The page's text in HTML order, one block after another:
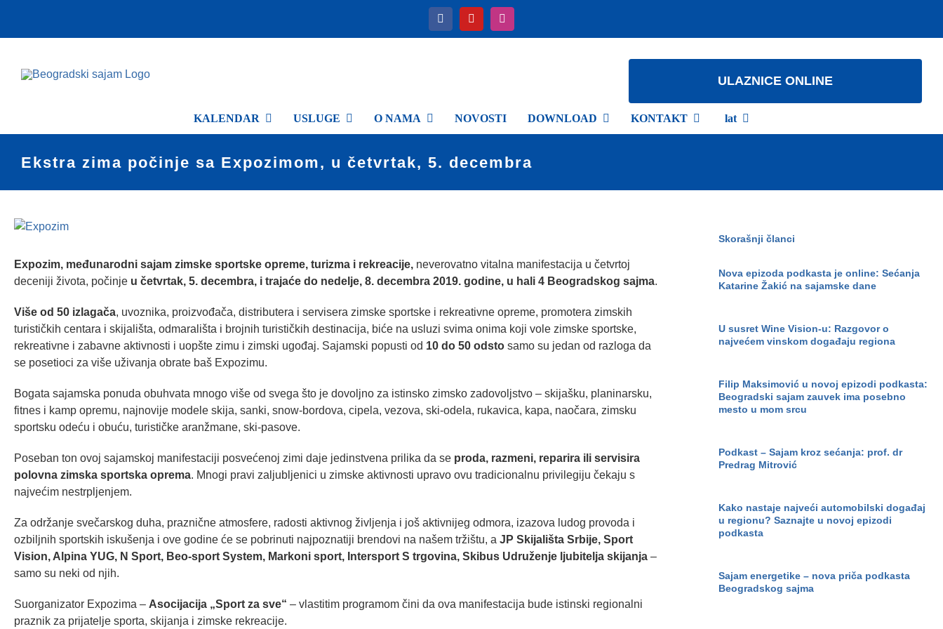
content
ULAZNICE ONLINE
KALENDAR USLUGE O NAMA NOVOSTI DOWNLOAD KONTAKT lat
Ekstra zima počinje sa Expozimom, u četvrtak, 5. decembra
View
Image
Expozim, međunarodni sajam zimske sportske opreme, turizma i rekreacije, neverovatno vitalna manifestacija u četvrtoj
deceniji života, počinje u četvrtak, 5. decembra, i trajaće do nedelje, 8. decembra 2019. godine, u hali 4 Beogradskog sajma.
Više od 50 izlagača, uvoznika, proizvođača, distributera i servisera zimske sportske i rekreativne opreme, promotera zimskih
turističkih centara i skijališta, odmarališta i brojnih turističkih destinacija, biće na usluzi svima onima koji vole zimske sportske,
rekreativne i zabavne aktivnosti i uopšte zimu i zimski ugođaj. Sajamski popusti od 10 do 50 odsto samo su jedan od razloga da
se posetioci za više uživanja obrate baš Expozimu.
Bogata sajamska ponuda obuhvata mnogo više od svega što je dovoljno za istinsko zimsko zadovoljstvo – skijašku, planinarsku,
fitnes i kamp opremu, najnovije modele skija, sanki, snow-bordova, cipela, vezova, ski-odela, rukavica, kapa, naočara, zimsku
sportsku odeću i obuću, turističke aranžmane, ski-pasove.
Poseban ton ovoj sajamskoj manifestaciji posvećenoj zimi daje jedinstvena prilika da se proda, razmeni, reparira ili servisira
polovna zimska sportska oprema. Mnogi pravi zaljubljenici u zimske aktivnosti upravo ovu tradicionalnu privilegiju čekaju s
najvećim nestrpljenjem.
Za održanje svečarskog duha, praznične atmosfere, radosti aktivnog življenja i još aktivnijeg odmora, izazova ludog provoda i
ozbiljnih sportskih iskušenja i ove godine će se pobrinuti najpoznatiji brendovi na našem tržištu, a JP Skijališta Srbije, Sport
Vision, Alpina YUG, N Sport, Beo-sport System, Markoni sport, Intersport S trgovina, Skibus Udruženje ljubitelja skijanja –
samo su neki od njih.
Suorganizator Expozima – Asocijacija „Sport za sve“ – vlastitim programom čini da ova manifestacija bude istinski regionalni
praznik za prijatelje sporta, skijanja i zimske rekreacije.
Skorašnji članci
Nova epizoda podkasta je online: Sećanja
Katarine Žakić na sajamske dane
U susret Wine Vision-u: Razgovor o
najvećem vinskom događaju regiona
Filip Maksimović u novoj epizodi podkasta:
Beogradski sajam zauvek ima posebno
mesto u mom srcu
Podkast – Sajam kroz sećanja: prof. dr
Predrag Mitrović
Kako nastaje najveći automobilski događaj
u regionu? Saznajte u novoj epizodi
podkasta
Sajam energetike – nova priča podkasta
Beogradskog sajma